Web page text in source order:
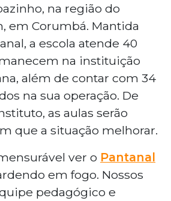
na região do
em Corumbá. Mantida
a escola atende 40
na instituição
além de contar com 34
na sua operação. De
as aulas serão
que a situação melhorar.
ver o Pantanal
em fogo. Nossos
pedagógico e